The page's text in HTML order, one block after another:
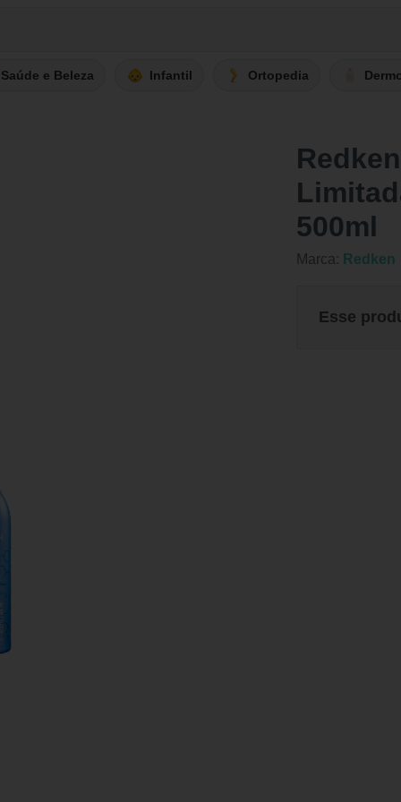
Saúde e Beleza Infantil Ortopedia
500ml
Marca: Redken
Esse